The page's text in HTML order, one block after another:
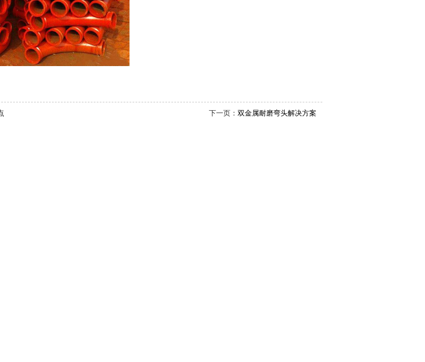
下一页： 双金属耐磨弯头解决方案